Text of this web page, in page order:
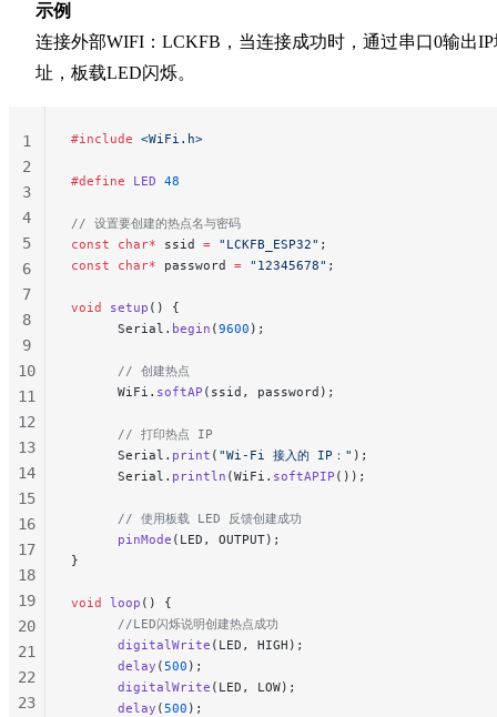
示例
连接外部WIFI：LCKFB，当连接成功时，通过串口0输出IP
址，板载LED闪烁。
#include <WiFi.h>
#define LED 48
// 设置要创建的热点名与密码
const char* ssid = "LCKFB_ESP32" ;
const char* password = "12345678" ;
void setup () {
      Serial.
begin (9600 );
      // 创建热点
      WiFi.
softAP (ssid, password);
      // 打印热点 IP
      Serial.
print ( "Wi-Fi 接入的 IP：" );
      Serial.
println (WiFi. softAPIP ());
      // 使用板载 LED 反馈创建成功
      pinMode
(LED, OUTPUT);
}
void loop () {
      //LED闪烁说明创建热点成功
      digitalWrite
(LED, HIGH);
      delay
(500 );
      digitalWrite
(LED, LOW);
      delay
(500 );
1
2
3
4
5
6
7
8
9
10
11
12
13
14
15
16
17
18
19
20
21
22
23